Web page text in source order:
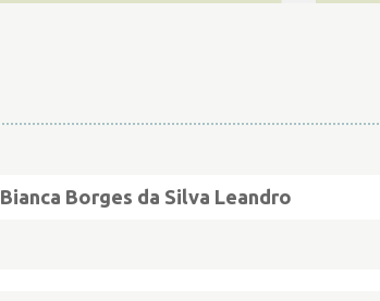
Bianca Borges da Silva Leandro